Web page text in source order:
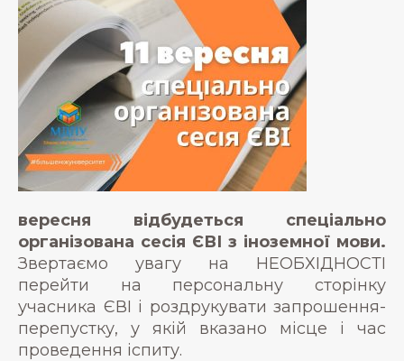
вересня відбудеться спеціально
організована сесія ЄВІ з іноземної мови.
Звертаємо увагу на НЕОБХІДНОСТІ
перейти на персональну сторінку
учасника ЄВІ і роздрукувати запрошення-
перепустку, у якій вказано місце і час
проведення іспиту.